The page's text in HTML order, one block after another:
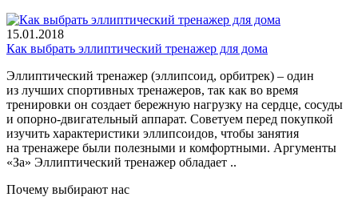
15.01.2018
Как выбрать эллиптический тренажер для дома
Эллиптический тренажер (эллипсоид, орбитрек) ‒ один
из лучших спортивных тренажеров, так как во время
тренировки он создает бережную нагрузку на сердце, сосуды
и опорно-двигательный аппарат. Советуем перед покупкой
изучить характеристики эллипсоидов, чтобы занятия
на тренажере были полезными и комфортными. Аргументы
«За» Эллиптический тренажер обладает ..
Почему выбирают нас